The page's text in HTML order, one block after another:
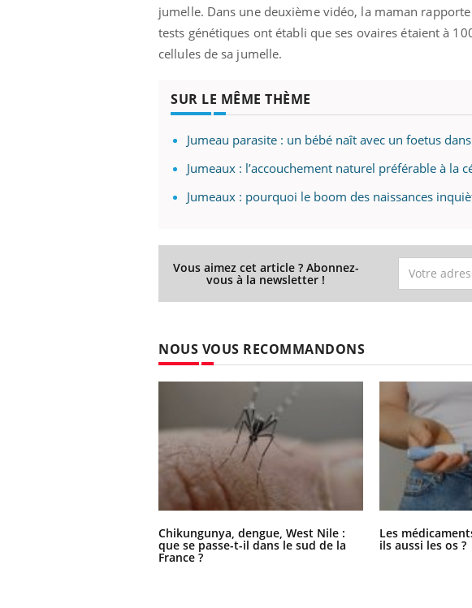
jumelle. Dans une deuxième vidéo, la maman
tests génétiques ont établi que ses ovaires étaient à
cellules de sa jumelle.
SUR LE MÊME THÈME
Jumeau parasite : un bébé naît avec un foetus
Jumeaux : l’accouchement naturel préférable à la
Jumeaux : pourquoi le boom des naissances
Vous aimez cet article ? Abonnez-
vous à la newsletter !
NOUS VOUS RECOMMANDONS
Chikungunya, dengue, West Nile :
que se passe-t-il dans le sud de la
France ?
Les
ils aussi les os ?